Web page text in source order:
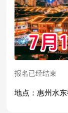
报名已经结束
地点：惠州水